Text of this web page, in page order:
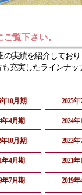
覧下さい。
の実績を紹介してお
充実したラインナッ
年10月期 2025
年4月期 2024
年10月期 2022
年4月期 2021
年7月期 2019